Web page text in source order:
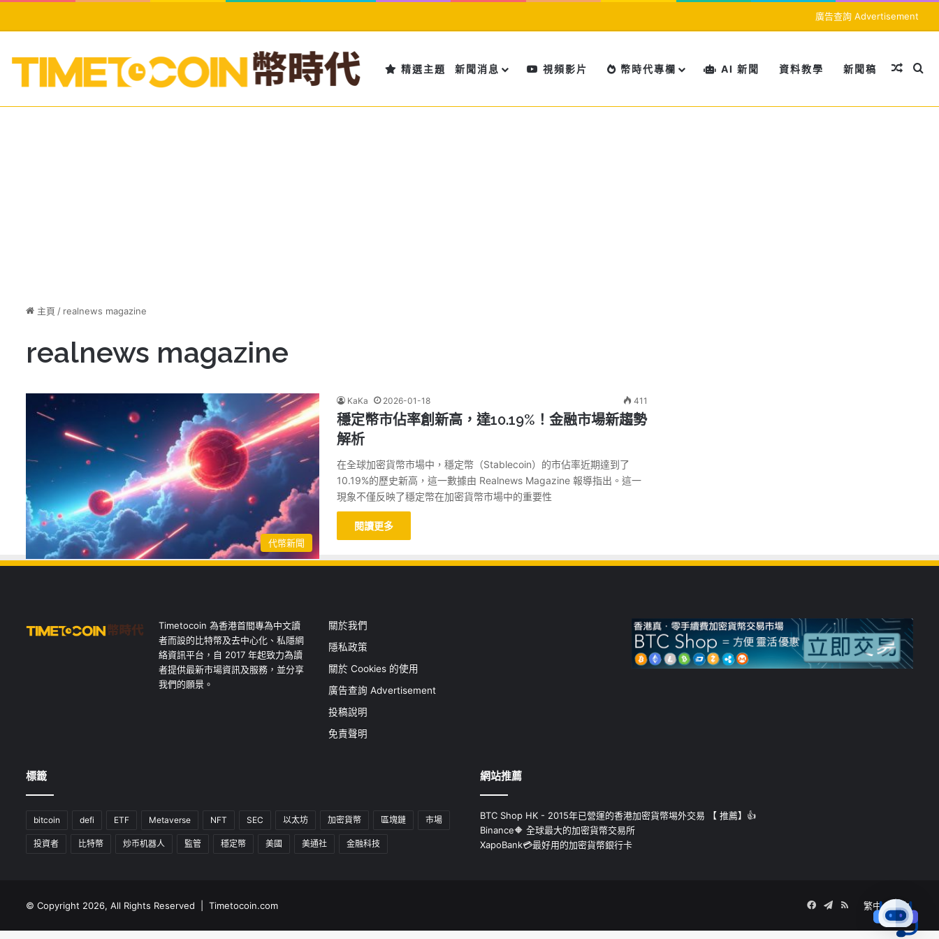
廣告查詢 Advertisement
精選主題 新聞消息 視頻影片 幣時代專欄 AI 新聞 資料教學 新聞稿 隨機文
搜
主頁 / realnews magazine
realnews magazine
代幣新聞
KaKa 2026-01-18 411
穩定幣市佔率創新高，達10.19%！金融市場新趨勢
解析
在全球加密貨幣市場中，穩定幣（Stablecoin）的市佔率近期達到了
10.19%的歷史新高，這一數據由 Realnews Magazine 報導指出。這一
現象不僅反映了穩定幣在加密貨幣市場中的重要性
閱讀更多
Timetocoin 為香港首間專為中文讀
者而設的比特幣及去中心化、私隱網
絡資訊平台，自 2017 年起致力為讀
者提供最新市場資訊及服務，並分享
我們的願景。
關於我們
隱私政策
關於 Cookies 的使用
廣告查詢 Advertisement
投稿說明
免責聲明
標籤
bitcoin defi ETF Metaverse NFT SEC 以太坊 加密貨幣 區塊鏈 市場
投資者 比特幣 炒币机器人 監管 穩定幣 美國 美通社 金融科技
網站推薦
BTC Shop HK - 2015年已營運的香港加密貨幣埸外交易 【 推薦】👍
Binance🔶 全球最大的加密貨幣交易所
XapoBank💳最好用的加密貨幣銀行卡
© Copyright 2026, All Rights Reserved | Timetocoin.com 繁中 簡中
Facebook
Telegram
RSS